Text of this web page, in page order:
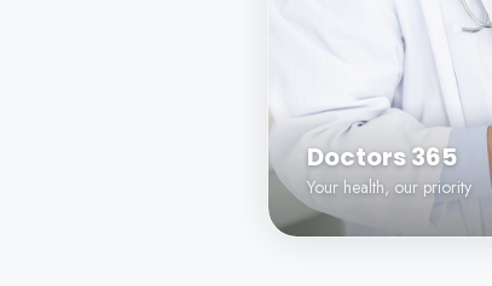
Doctors 365
Your health, our priority